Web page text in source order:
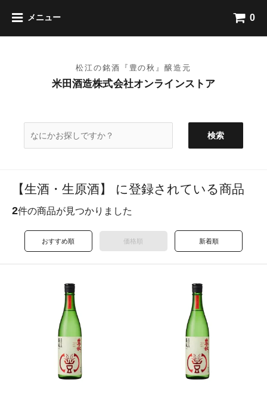
メニュー 0
検索
【生酒・生原酒】 に登録されている商品
2件の商品が見つかりました
おすすめ順 価格順 新着順